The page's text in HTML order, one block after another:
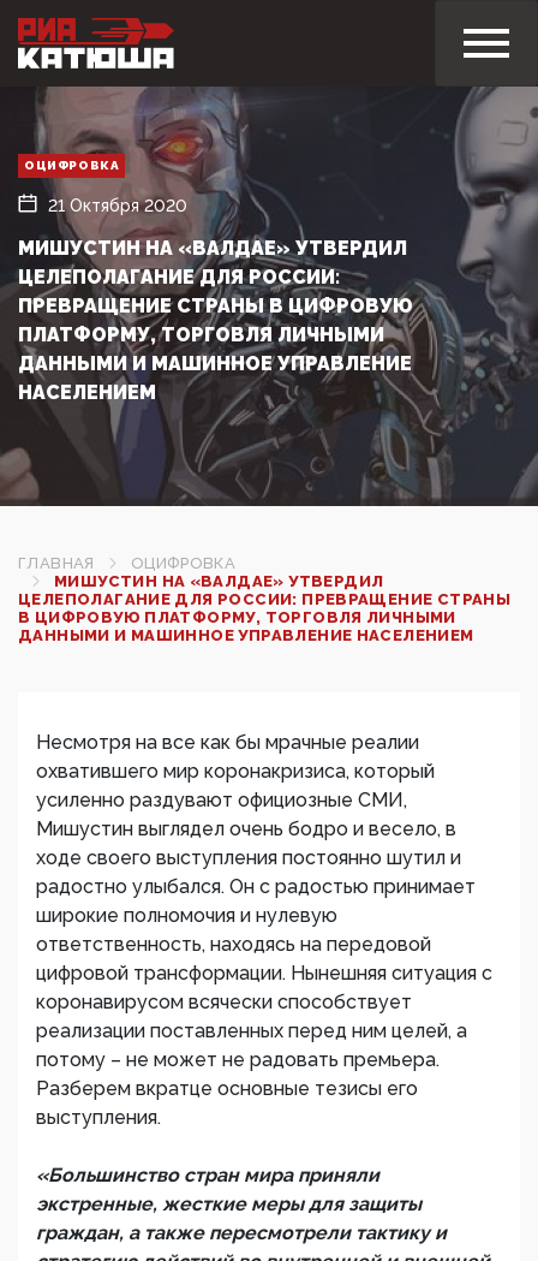
ОЦИФРОВКА
21 Октября 2020
МИШУСТИН НА «ВАЛДАЕ» УТВЕРДИЛ
ЦЕЛЕПОЛАГАНИЕ ДЛЯ РОССИИ:
ПРЕВРАЩЕНИЕ СТРАНЫ В ЦИФРОВУЮ
ПЛАТФОРМУ, ТОРГОВЛЯ ЛИЧНЫМИ
ДАННЫМИ И МАШИННОЕ УПРАВЛЕНИЕ
НАСЕЛЕНИЕМ
ГЛАВНАЯ
ОЦИФРОВКА
МИШУСТИН НА «ВАЛДАЕ» УТВЕРДИЛ
ЦЕЛЕПОЛАГАНИЕ ДЛЯ РОССИИ: ПРЕВРАЩЕНИЕ СТРАНЫ
В ЦИФРОВУЮ ПЛАТФОРМУ, ТОРГОВЛЯ ЛИЧНЫМИ
ДАННЫМИ И МАШИННОЕ УПРАВЛЕНИЕ НАСЕЛЕНИЕМ
Несмотря на все как бы мрачные реалии
охватившего мир коронакризиса, который
усиленно раздувают официозные СМИ,
Мишустин выглядел очень бодро и весело, в
ходе своего выступления постоянно шутил и
радостно улыбался. Он с радостью принимает
широкие полномочия и нулевую
ответственность, находясь на передовой
цифровой трансформации. Нынешняя ситуация с
коронавирусом всячески способствует
реализации поставленных перед ним целей, а
потому – не может не радовать премьера.
Разберем вкратце основные тезисы его
выступления.
«Большинство стран мира приняли
экстренные, жесткие меры для защиты
граждан, а также пересмотрели тактику и